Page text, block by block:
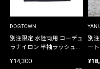
DOGTOWN
別注限定 水陸両用 コーデュ
ラナイロン 半袖ラッシュガ
¥14,300
別
ー